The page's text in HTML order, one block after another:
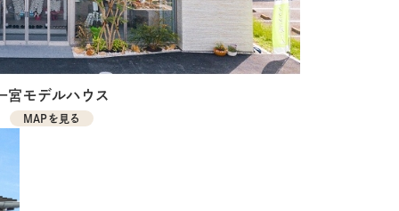
宮モデルハウス
MAPを見る